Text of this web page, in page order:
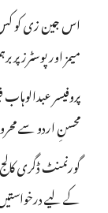
اس جین زی کو
میمز اور پوسٹرز پر
پروفیسر
محسنِ اردو سے
گورنمنٹ ڈگری
کے لیے